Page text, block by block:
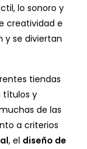
lo sonoro y
creatividad e
y se diviertan
tiendas
títulos y
de las
a criterios
, el diseño de